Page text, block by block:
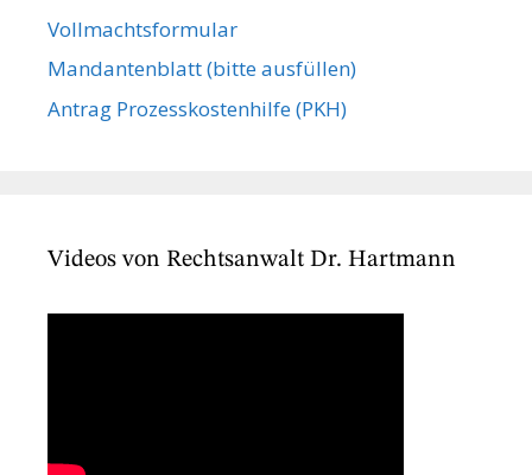
Vollmachts­formular
Mandanten­blatt (bitte ausfüllen)
Antrag Prozesskostenhilfe (PKH)
Videos von Rechtsanwalt Dr. Hartmann